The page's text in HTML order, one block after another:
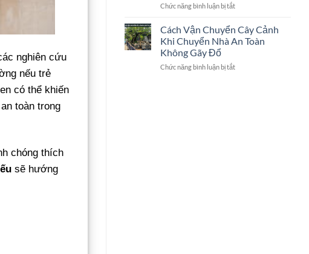
nghiên cứu
nếu trẻ
có thể khiến
toàn trong
chóng thích
sẽ hướng
Chi
Quy
Và
Vụ
Nghiệp
Chức năng bình luận bị tắtở
Bể
Cá
Khi
Nhà
Cách Vận Chuyển Cây Cảnh
Khi Chuyển Nhà An Toàn
Không Gãy Đổ
Chức năng bình luận bị tắtở